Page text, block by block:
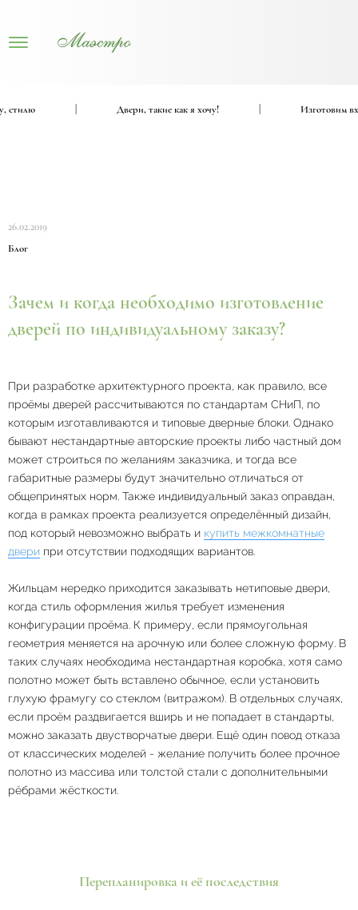
Двери, такие как я хочу! Изготовим
26.02.2019
Блог
Зачем и когда необходимо изготовление
дверей по индивидуальному заказу?
При разработке архитектурного проекта, как правило, все
проёмы дверей рассчитываются по стандартам СНиП, по
которым изготавливаются и типовые дверные блоки. Однако
бывают нестандартные авторские проекты либо частный дом
может строиться по желаниям заказчика, и тогда все
габаритные размеры будут значительно отличаться от
общепринятых норм. Также индивидуальный заказ оправдан,
когда в рамках проекта реализуется определённый дизайн,
под который невозможно выбрать и купить межкомнатные
двери при отсутствии подходящих вариантов.
Жильцам нередко приходится заказывать нетиповые двери,
когда стиль оформления жилья требует изменения
конфигурации проёма. К примеру, если прямоугольная
геометрия меняется на арочную или более сложную форму. В
таких случаях необходима нестандартная коробка, хотя само
полотно может быть вставлено обычное, если установить
глухую фрамугу со стеклом (витражом). В отдельных случаях,
если проём раздвигается вширь и не попадает в стандарты,
можно заказать двустворчатые двери. Ещё один повод отказа
от классических моделей - желание получить более прочное
полотно из массива или толстой стали с дополнительными
рёбрами жёсткости.
Перепланировка и её последствия